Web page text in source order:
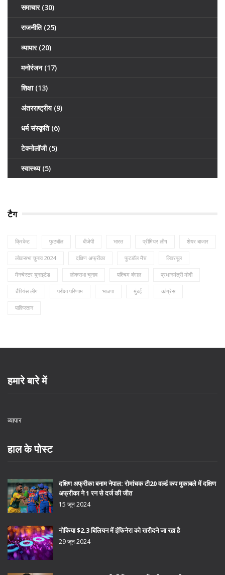
समाचार (30)
राजनीति (25)
व्यापार (20)
मनोरंजन (17)
शिक्षा (13)
अंतरराष्ट्रीय (9)
धर्म संस्कृति (6)
टेक्नोलॉजी (5)
स्वास्थ्य (5)
टैग
क्रिकेट फुटबॉल बीजेपी भारत प्रीमियर लीग शेयर बाजार
लोकसभा चुनाव 2024 दक्षिण अफ्रीका फुटबॉल मैच लिवरपूल
मैनचेस्टर यूनाइटेड लोकसभा चुनाव पश्चिम बंगाल प्रधानमंत्री मोदी
चैंपियंस लीग परीक्षा परिणाम भाजपा मुंबई कांग्रेस
पाकिस्तान
हमारे बारे में
व्यापार
हाल के पोस्ट
दक्षिण अफ्रीका बनाम नेपाल: रोमांचक टी20 वर्ल्ड कप मुकाबले में दक्षिण
अफ्रीका ने 1 रन से दर्ज की जीत
15 जून 2024
नोकिया $2.3 बिलियन में इंफिनेरा को खरीदने जा रहा है
29 जून 2024